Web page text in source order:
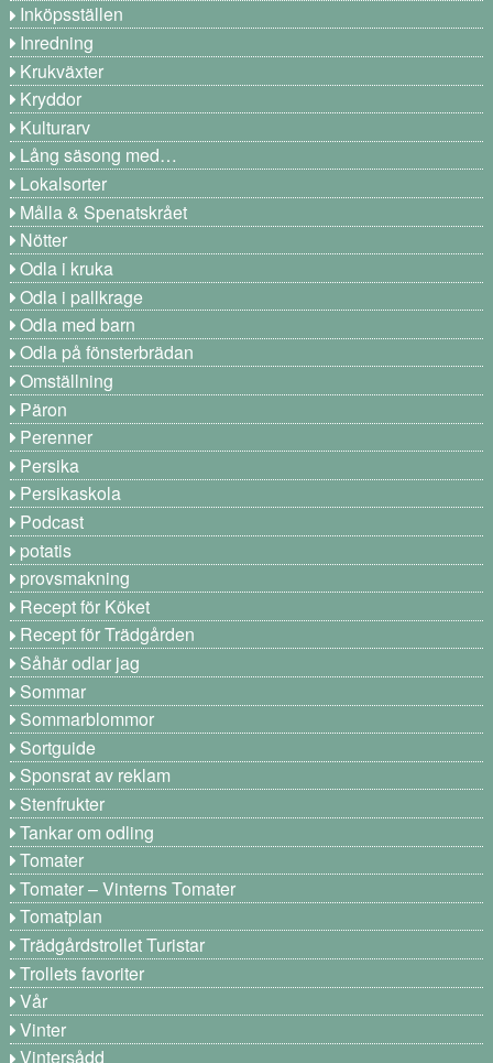
Inköpsställen
Inredning
Krukväxter
Kryddor
Kulturarv
Lång säsong med…
Lokalsorter
Målla & Spenatskrået
Nötter
Odla i kruka
Odla i pallkrage
Odla med barn
Odla på fönsterbrädan
Omställning
Päron
Perenner
Persika
Persikaskola
Podcast
potatis
provsmakning
Recept för Köket
Recept för Trädgården
Såhär odlar jag
Sommar
Sommarblommor
Sortguide
Sponsrat av reklam
Stenfrukter
Tankar om odling
Tomater
Tomater – Vinterns Tomater
Tomatplan
Trädgårdstrollet Turistar
Trollets favoriter
Vår
Vinter
Vintersådd